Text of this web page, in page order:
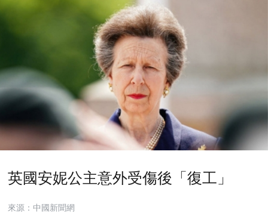
英國安妮公主意外受傷後「復工」
來源：中國新聞網